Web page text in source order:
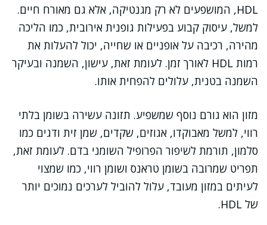
HDL, המושפעים לא רק מגנטיקה, אלא גם מאורח חיים.
למשל, עיסוק קבוע בפעילות גופנית אירובית, כמו הליכה
מהירה, רכיבה על אופניים או שחייה, יכול להעלות את
רמות HDL לאורך זמן. לעומת זאת, עישון, השמנה ובעיקר
השמנה בטנית, עלולים להפחית אותו.
מזון הוא גורם נוסף שמשפיע. תזונה עשירה בשומן בלתי
רווי, למשל מאבוקדו, אגוזים, שקדים, שמן זית ודגים כמו
סלמון, תורמת לשיפור הפרופיל השומני בדם. לעומת זאת,
תפריט שמרובה בשומן טראנס ושומן רווי, כמו שמצוי
לעיתים במזון מעובד, עלול להוביל לערכים נמוכים יותר
של HDL.